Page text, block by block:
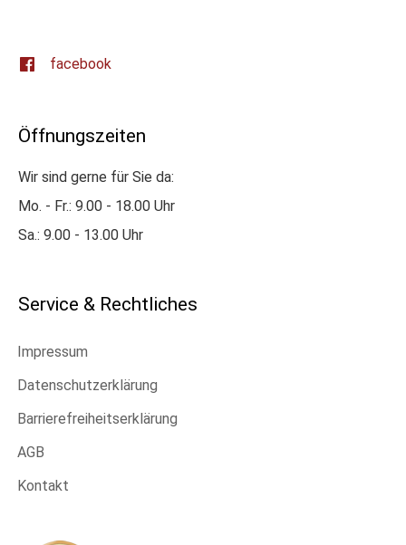
facebook
Öffnungszeiten
Wir sind gerne für Sie da:
Mo. - Fr.: 9.00 - 18.00 Uhr
Sa.: 9.00 - 13.00 Uhr
Service & Rechtliches
Impressum
Datenschutzerklärung
Barrierefreiheitserklärung
AGB
Kontakt